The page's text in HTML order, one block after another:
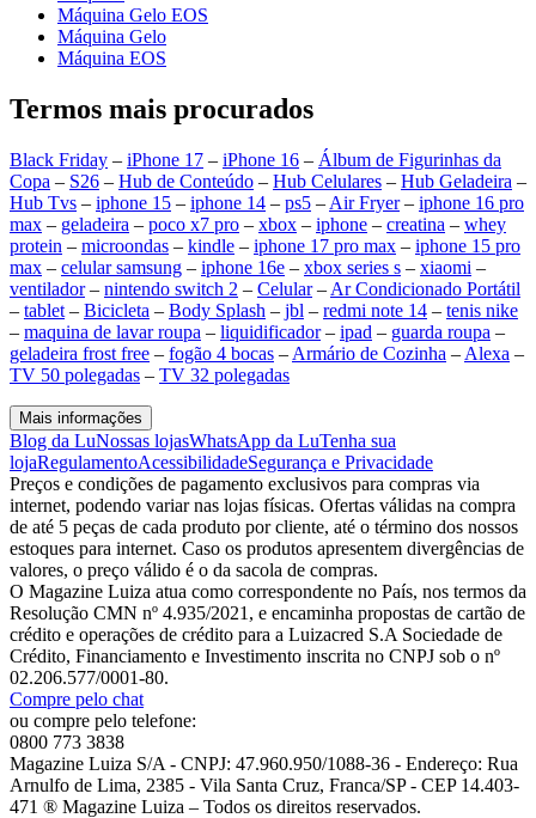
Máquina Gelo EOS
Máquina Gelo
Máquina EOS
Termos mais procurados
Black Friday – iPhone 17 – iPhone 16 – Álbum de Figurinhas da
Copa – S26 – Hub de Conteúdo – Hub Celulares – Hub Geladeira –
Hub Tvs – iphone 15 – iphone 14 – ps5 – Air Fryer– iphone 16 pro
max – geladeira – poco x7 pro – xbox – iphone – creatina – whey
protein – microondas – kindle – iphone 17 pro max – iphone 15 pro
max – celular samsung – iphone 16e – xbox series s – xiaomi –
ventilador– nintendo switch 2 – Celular– Ar Condicionado Portátil
– tablet – Bicicleta – Body Splash – jbl – redmi note 14 – tenis nike
– maquina de lavar roupa – liquidificador– ipad – guarda roupa –
geladeira frost free – fogão 4 bocas – Armário de Cozinha – Alexa –
TV 50 polegadas – TV 32 polegadas
Mais informações
Blog da LuNossas lojasWhatsApp da LuTenha sua
lojaRegulamentoAcessibilidadeSegurança e Privacidade
Preços e condições de pagamento exclusivos para compras via
internet, podendo variar nas lojas físicas. Ofertas válidas na compra
de até 5 peças de cada produto por cliente, até o término dos nossos
estoques para internet. Caso os produtos apresentem divergências de
valores, o preço válido é o da sacola de compras.
O Magazine Luiza atua como correspondente no País, nos termos da
Resolução CMN nº 4.935/2021, e encaminha propostas de cartão de
crédito e operações de crédito para a Luizacred S.A Sociedade de
Crédito, Financiamento e Investimento inscrita no CNPJ sob o nº
02.206.577/0001-80.
Compre pelo chat
ou compre pelo telefone:
0800 773 3838
Magazine Luiza S/A - CNPJ: 47.960.950/1088-36 - Endereço: Rua
Arnulfo de Lima, 2385 - Vila Santa Cruz, Franca/SP - CEP 14.403-
471 ® Magazine Luiza – Todos os direitos reservados.